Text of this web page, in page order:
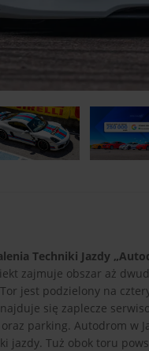
Techniki Jazdy
zajmuje obszar aż
jest podzielony na
się zaplecze
parking. Autodrom w
Tuż obok toru